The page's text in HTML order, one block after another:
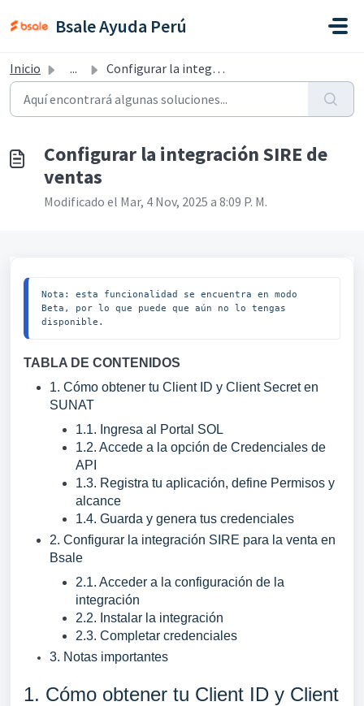
Bsale Ayuda Perú
Inicio ... Configurar la integración SIRE de ventas
Configurar la integración SIRE de
ventas
Modificado el Mar, 4 Nov, 2025 a 8:09 P. M.
Nota: esta funcionalidad se encuentra en modo
Beta, por lo que puede que aún no lo tengas
disponible.
TABLA DE CONTENIDOS
1. Cómo obtener tu Client ID y Client Secret en
SUNAT
1.1. Ingresa al Portal SOL
1.2. Accede a la opción de Credenciales de
API
1.3. Registra tu aplicación, define Permisos y
alcance
1.4. Guarda y genera tus credenciales
2. Configurar la integración SIRE para la venta en
Bsale
2.1. Acceder a la configuración de la
integración
2.2. Instalar la integración
2.3. Completar credenciales
3. Notas importantes
1. Cómo obtener tu Client ID y Client